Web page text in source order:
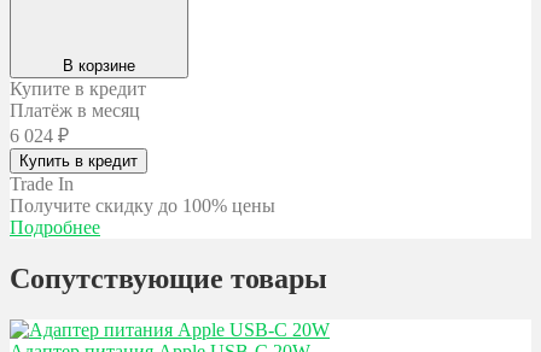
В корзине
Купите в кредит
Платёж в месяц
6 024 ₽
Купить в кредит
Trade In
Получите скидку до 100% цены
Подробнее
Сопутствующие товары